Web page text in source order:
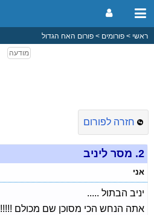
ראשי פורומים פורום האח הגדול
חזרה לפורום
2. מסר ליניב
אני
יניב הבתול .....
אתה הנחש הכי מסוכן שם מכולם !!!!!